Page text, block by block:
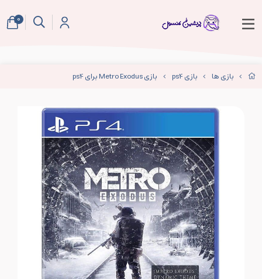
بازی ها بازی ps4 بازی Metro Exodus برای ps4
0